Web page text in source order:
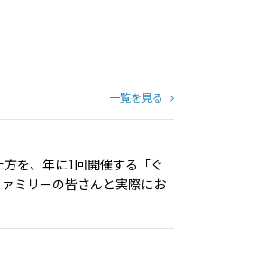
一覧を見る
を、年に1回開催する「ぐ
ミリーの皆さんと実際にお